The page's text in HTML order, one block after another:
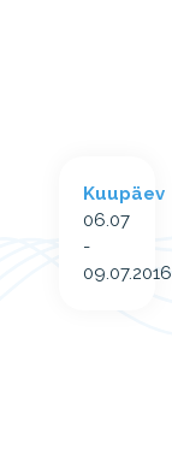
Kuupäev
06.07
-
09.07.2016